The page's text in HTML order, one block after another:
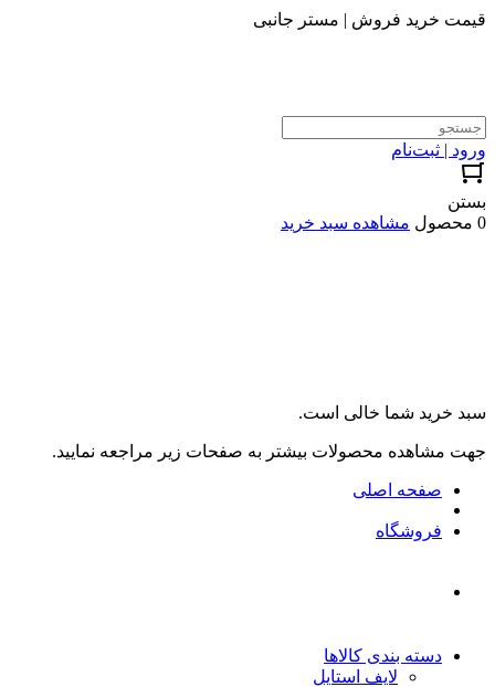
قیمت خرید فروش | مستر جانبی
ورود | ثبت‌نام
بستن
0 محصول
مشاهده سبد خرید
سبد خرید شما خالی است.
جهت مشاهده محصولات بیشتر به صفحات زیر مراجعه نمایید.
صفحه اصلی
فروشگاه
دسته بندی کالاها
لایف استایل